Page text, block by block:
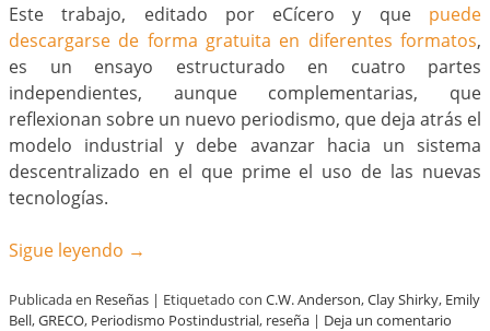
Este trabajo, editado por eCícero y que puede
descargarse de forma gratuita en diferentes formatos,
es un ensayo estructurado en cuatro partes
independientes, aunque complementarias, que
reflexionan sobre un nuevo periodismo, que deja atrás el
modelo industrial y debe avanzar hacia un sistema
descentralizado en el que prime el uso de las nuevas
tecnologías.
Sigue leyendo →
Publicada en Reseñas | Etiquetado con C.W. Anderson,Clay Shirky, Emily
Bell,GRECO, Periodismo Postindustrial, reseña | Deja un comentario